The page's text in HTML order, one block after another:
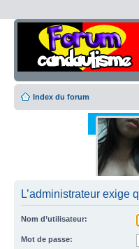
Index du forum
L’administrateur exige
Nom d’utilisateur:
Mot de passe: